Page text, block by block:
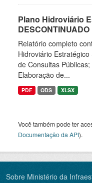
Plano Hidroviário
DESCONTINUADO
Relatório completo
Hidroviário
de Consultas
Elaboração de...
PDF ODS XLSX
Você também pode ter
Documentação da API).
Sobre Ministério da